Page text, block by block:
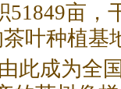
51849亩，
叶种植基
此成为全